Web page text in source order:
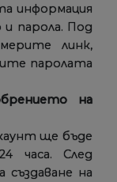
информация
и парола. Под
линк,
паролата
на
ще бъде
часа. След
на